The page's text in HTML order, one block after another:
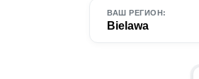
ВАШ РЕГИОН:
Bielawa